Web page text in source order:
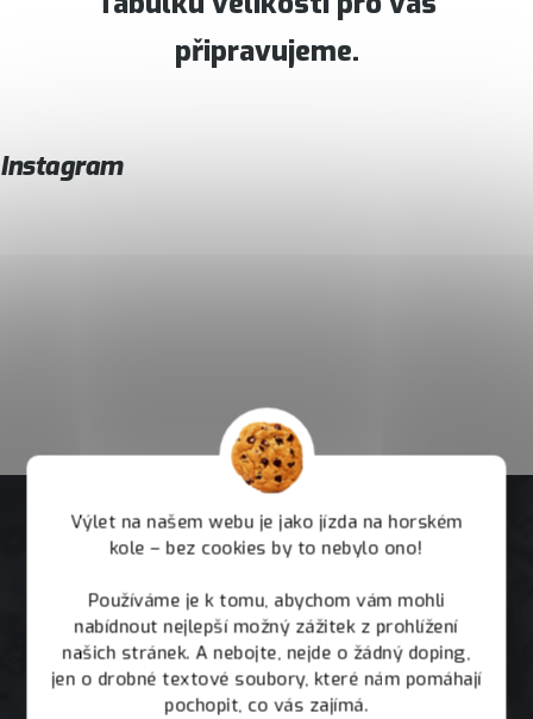
Výlet na našem webu je jako jízda na horském
kole – bez cookies by to nebylo ono!
Používáme je k tomu, abychom vám mohli
nabídnout nejlepší možný zážitek z prohlížení
našich stránek. A nebojte, nejde o žádný doping,
jen o drobné textové soubory, které nám pomáhají
pochopit, co vás zajímá.
připravujeme.
Instagram